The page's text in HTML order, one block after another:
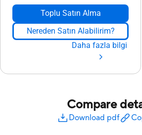
Toplu Satın Alma
Nereden Satın Alabilirim?
Daha fazla bilgi
Compare
Download pdf